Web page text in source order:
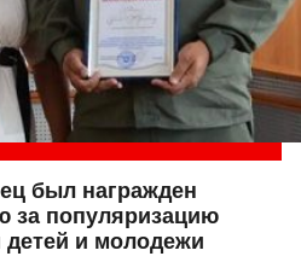
был награжден
за популяризацию
детей и молодежи